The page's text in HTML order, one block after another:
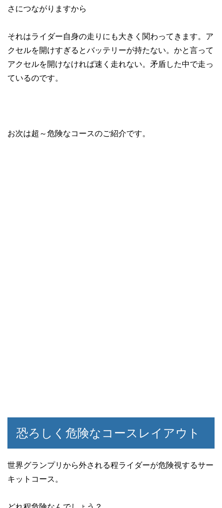
さにつながりますから
それはライダー自身の走りにも大きく関わってきます。ア
クセルを開けすぎるとバッテリーが持たない。かと言って
アクセルを開けなければ速く走れない。矛盾した中で走っ
ているのです。
お次は超～危険なコースのご紹介です。
恐ろしく危険なコースレイアウト
世界グランプリから外される程ライダーが危険視するサー
キットコース。